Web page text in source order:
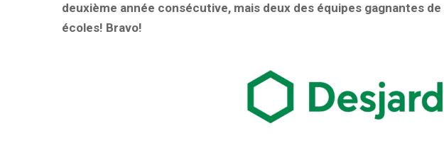
deuxième année consécutive, mais deux des équipes gagnantes
écoles! Bravo!